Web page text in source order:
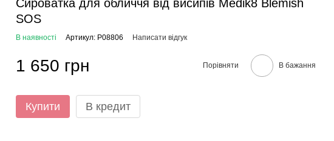
Сироватка для обличчя від висипів Medik8 Blemish
SOS
В наявності Артикул: P08806 Написати відгук
1 650 грн Порівняти В бажання
Купити В кредит